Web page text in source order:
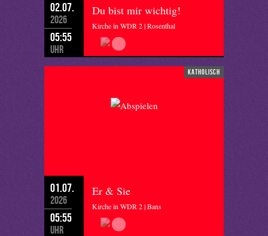
02.07.
2026
05:55
Uhr
Du bist mir wichtig!
Kirche in WDR 2 | Rosenthal
katholisch
01.07.
2026
05:55
Uhr
Er & Sie
Kirche in WDR 2 | Bans